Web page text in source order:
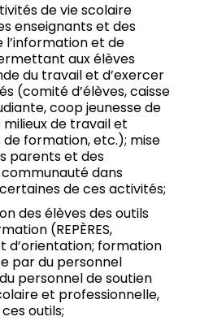
de vie scolaire
enseignants et des
l’information et de
aux élèves
du travail et d’exercer
(comité d’élèves, caisse
coop jeunesse de
de travail et
de formation, etc.); mise
parents et des
dans
de ces activités;
des élèves des outils
(REPÈRES,
d’orientation; formation
par du personnel
personnel de soutien
et professionnelle,
outils;